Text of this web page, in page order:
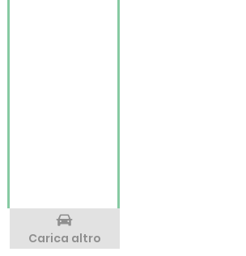
Carica altro